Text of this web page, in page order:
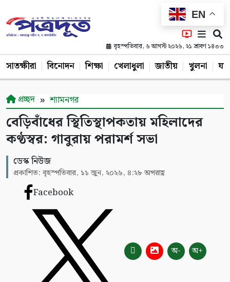
EN
বৃহস্পতিবার, ৬ আগস্ট ২০২৬, ২১ শ্রাবণ ১৪৩৩
সাতক্ষীরা বিনোদন শিক্ষা খেলাধুলা জাতীয় খুলনা
প্রচ্ছদ শ্যামনগর
বেড়িবাঁধের স্থিতিস্থাপকতায় মহিলাদের
কণ্ঠস্বর: গাবুরায় পরামর্শ সভা
ডেস্ক নিউজ
প্রকাশিত: বৃহস্পতিবার, ১১ জুন, ২০২৬, ৪:২৮ অপরাহ্ণ
Facebook
অ- অ+